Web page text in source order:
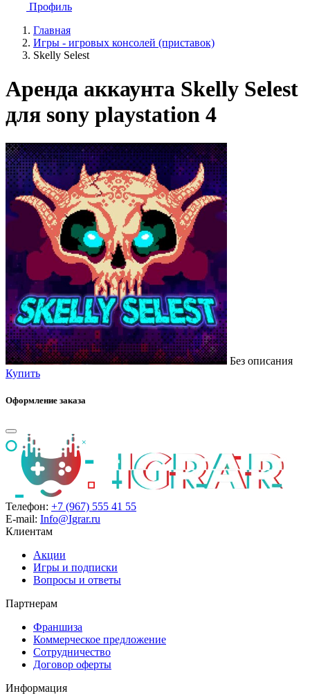
Профиль
Главная
Игры - игровых консолей (приставок)
Skelly Selest
Аренда аккаунта Skelly Selest
для sony playstation 4
Без описания
Купить
Оформление заказа
Телефон: +7 (967) 555 41 55
E-mail: Info@Igrar.ru
Клиентам
Акции
Игры и подписки
Вопросы и ответы
Партнерам
Франшиза
Коммерческое предложение
Сотрудничество
Договор оферты
Информация